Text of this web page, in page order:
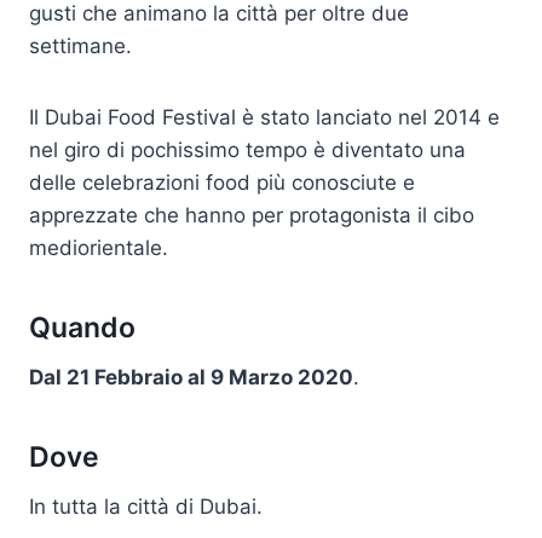
gusti che animano la città per oltre due
settimane.
Il Dubai Food Festival è stato lanciato nel 2014 e
nel giro di pochissimo tempo è diventato una
delle celebrazioni food più conosciute e
apprezzate che hanno per protagonista il cibo
mediorientale.
Quando
Dal 21 Febbraio al 9 Marzo 2020.
Dove
In tutta la città di Dubai.